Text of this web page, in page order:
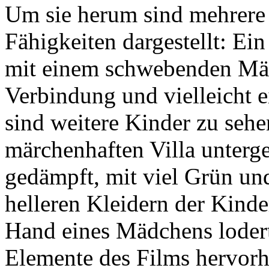
Um sie herum sind
Fähigkeiten dargestellt:
mit einem schwebenden
Verbindung und vielleicht
sind weitere Kinder zu
märchenhaften Villa
gedämpft, mit viel Grün
helleren Kleidern der
Hand eines Mädchens
Elemente des Films